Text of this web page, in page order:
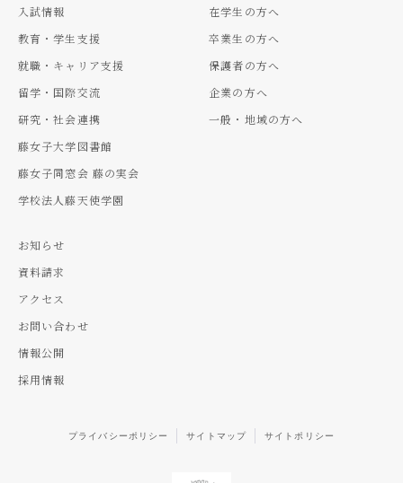
入試情報
教育・学生支援
就職・キャリア支援
留学・国際交流
研究・社会連携
藤女子大学図書館
藤女子同窓会 藤の実会
学校法人藤天使学園
在学生の方へ
卒業生の方へ
保護者の方へ
企業の方へ
一般・地域の方へ
お知らせ
資料請求
アクセス
お問い合わせ
情報公開
採用情報
プライバシーポリシー サイトマップ サイトポリシー